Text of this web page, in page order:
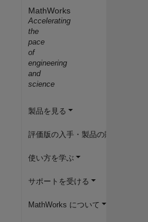
MathWorks
Accelerating
the
pace
of
engineering
and
science
製品を見る
評価版の入手・製品の購入
使い方を学ぶ
サポートを受ける
MathWorks について